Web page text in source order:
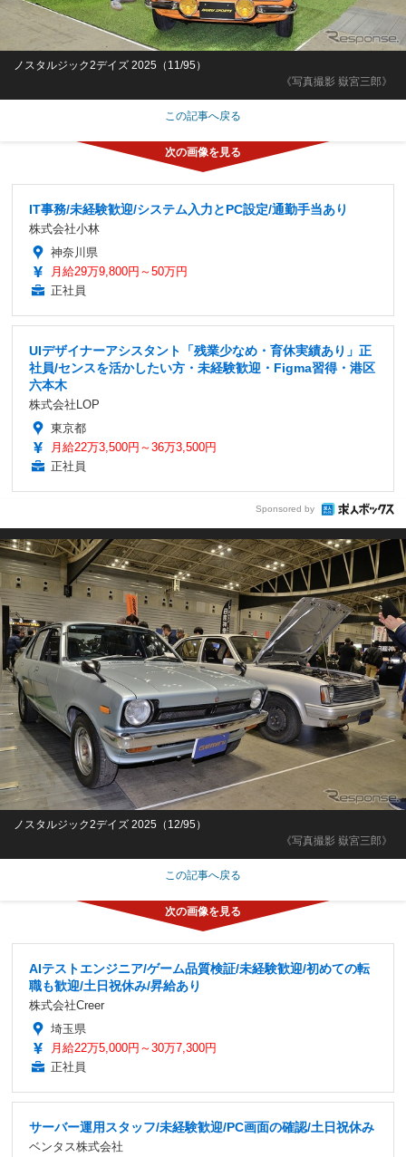
《写真撮影 嶽宮三郎》
ノスタルジック2デイズ 2025（11/95）
この記事へ戻る
IT事務/未経験歓迎/システム入力とPC設定/通勤手当あり
株式会社小林
神奈川県
月給29万9,800円～50万円
正社員
UIデザイナーアシスタント「残業少なめ・育休実績あり」正
社員/センスを活かしたい方・未経験歓迎・Figma習得・港区
六本木
株式会社LOP
東京都
月給22万3,500円～36万3,500円
正社員
Sponsored by
《写真撮影 嶽宮三郎》
ノスタルジック2デイズ 2025（12/95）
この記事へ戻る
AIテストエンジニア/ゲーム品質検証/未経験歓迎/初めての転
職も歓迎/土日祝休み/昇給あり
株式会社Creer
埼玉県
月給22万5,000円～30万7,300円
正社員
サーバー運用スタッフ/未経験歓迎/PC画面の確認/土日祝休み
ベンタス株式会社